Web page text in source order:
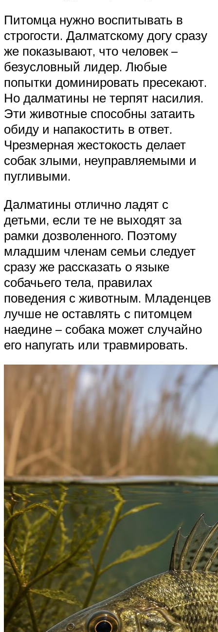
Питомца нужно воспитывать в
строгости. Далматскому догу сразу
же показывают, что человек –
безусловный лидер. Любые
попытки доминировать пресекают.
Но далматины не терпят насилия.
Эти животные способны затаить
обиду и напакостить в ответ.
Чрезмерная жестокость делает
собак злыми, неуправляемыми и
пугливыми.
Далматины отлично ладят с
детьми, если те не выходят за
рамки дозволенного. Поэтому
младшим членам семьи следует
сразу же рассказать о языке
собачьего тела, правилах
поведения с животным. Младенцев
лучше не оставлять с питомцем
наедине – собака может случайно
его напугать или травмировать.